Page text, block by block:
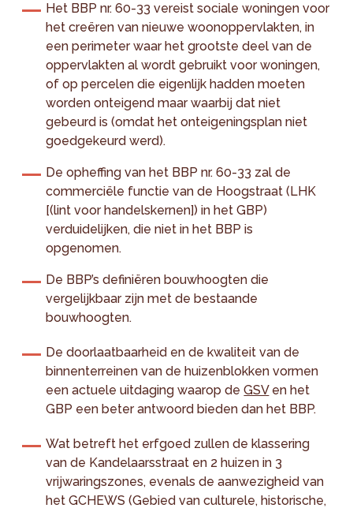
Het BBP nr. 60-33 vereist sociale woningen voor
het creëren van nieuwe woonoppervlakten, in
een perimeter waar het grootste deel van de
oppervlakten al wordt gebruikt voor woningen,
of op percelen die eigenlijk hadden moeten
worden onteigend maar waarbij dat niet
gebeurd is (omdat het onteigeningsplan niet
goedgekeurd werd).
De opheffing van het BBP nr. 60-33 zal de
commerciële functie van de Hoogstraat (LHK
[(lint voor handelskernen]) in het GBP)
verduidelijken, die niet in het BBP is
opgenomen.
De BBP’s definiëren bouwhoogten die
vergelijkbaar zijn met de bestaande
bouwhoogten.
De doorlaatbaarheid en de kwaliteit van de
binnenterreinen van de huizenblokken vormen
een actuele uitdaging waarop deGSVen het
GBP een beter antwoord bieden dan het BBP.
Wat betreft het erfgoed zullen de klassering
van de Kandelaarsstraat en 2 huizen in 3
vrijwaringszones, evenals de aanwezigheid van
het GCHEWS (Gebied van culturele, historische,